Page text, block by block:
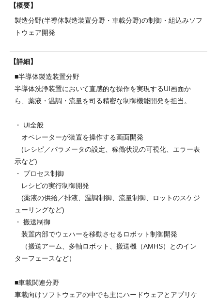
概要
製造分野(半導体製造装置分野・車載分野)の制御・組込みソフ
トウェア開発
詳細
■半導体製造装置分野
半導体洗浄装置において直感的な操作を実現するUI画面か
ら、薬液・温調・流量を司る精密な制御機能開発を担当。
・ UI全般
オペレーターが装置を操作する画面開発
(レシピ／パラメータの設定、稼働状況の可視化、エラー表
示など)
・ プロセス制御
レシピの実行制御開発
(薬液の供給／排液、温調制御、流量制御、ロットのスケジ
ューリングなど)
・ 搬送制御
装置内部でウェハーを移動させるロボット制御開発
（搬送アーム、多軸ロボット、搬送機（AMHS）とのイン
ターフェースなど）
■車載関連分野
車載向けソフトウェアの中でも主にハードウェアとアプリケ